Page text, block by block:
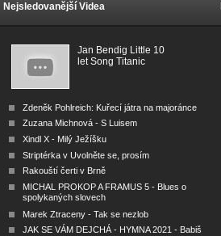
Nejsledovanější Videa
Jan Bendig Little 10
let Song Titanic
Zdeněk Pohlreich: Kuřecí játra na majoránce
Zuzana Michnová - S Luisem
Xindl X - Milý Ježíšku
Striptérka v Uvolněte se, prosím
Rakouští čerti v Brně
MICHAL PROKOP A FRAMUS 5 - Blues o
spolykaných slovech
Marek Ztraceny - Tak se nezlob
JAK SE VÁM DEJCHÁ - HYMNA 2021 - Babiš